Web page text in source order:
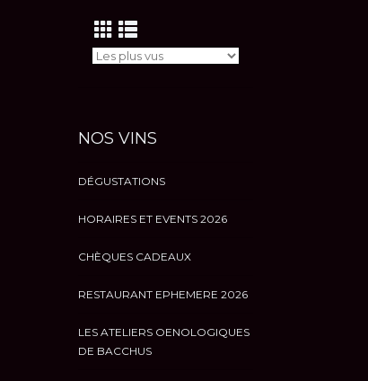
NOS VINS
DÉGUSTATIONS
HORAIRES ET EVENTS 2026
CHÈQUES CADEAUX
RESTAURANT EPHEMERE 2026
LES ATELIERS OENOLOGIQUES
DE BACCHUS